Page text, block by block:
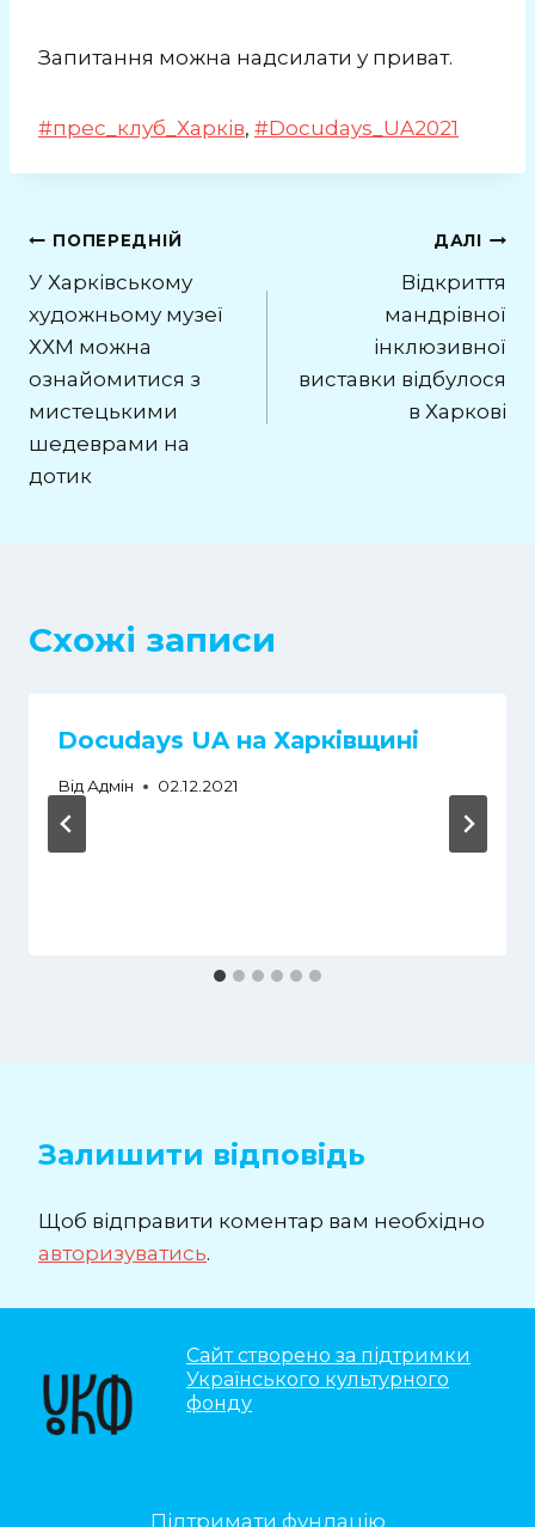
Запитання можна надсилати у приват.
#прес_клуб_Харків, #Docudays_UA2021
Навігація
записів
ПОПЕРЕДНІЙ
У Харківському
художньому музеї
ХХМ можна
ознайомитися з
мистецькими
шедеврами на
дотик
ДАЛІ
Відкриття
мандрівної
інклюзивної
виставки відбулося
в Харкові
Схожі записи
Docudays UA на Харківщині
Від Адмін 02.12.2021
Залишити відповідь
Щоб відправити коментар вам необхідно
авторизуватись.
Сайт створено за підтримки
Українського культурного
фонду
Підтримати фундацію